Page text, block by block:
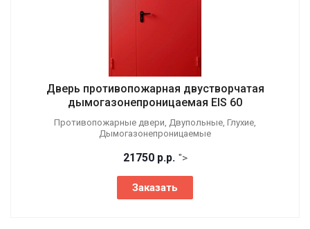
Дверь противопожарная двустворчатая
дымогазонепроницаемая EIS 60
Противопожарные двери, Двупольные, Глухие,
Дымогазонепроницаемые
21750 р.р. ">
Заказать